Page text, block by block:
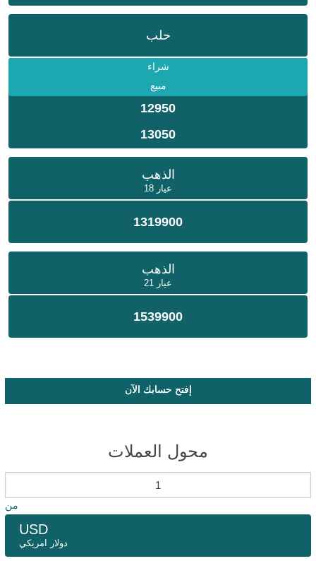
حلب
شراء
مبيع
12950
13050
الذهب
عيار 18
1319900
الذهب
عيار 21
1539900
إفتح حسابك الآن
محول العملات
من
USD
دولار امريكي